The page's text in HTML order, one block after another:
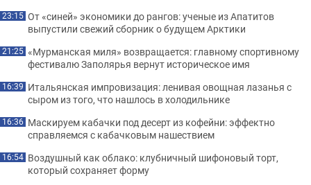
23:15 От «синей» экономики до рангов: ученые из Апатитов
выпустили свежий сборник о будущем Арктики
21:25 «Мурманская миля» возвращается: главному спортивному
фестивалю Заполярья вернут историческое имя
16:39 Итальянская импровизация: ленивая овощная лазанья с
сыром из того, что нашлось в холодильнике
16:36 Маскируем кабачки под десерт из кофейни: эффектно
справляемся с кабачковым нашествием
16:54 Воздушный как облако: клубничный шифоновый торт,
который сохраняет форму